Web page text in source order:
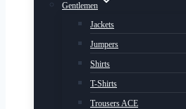
Gentlemen
Jackets
Jumpers
Shirts
T-Shirts
Trousers ACE